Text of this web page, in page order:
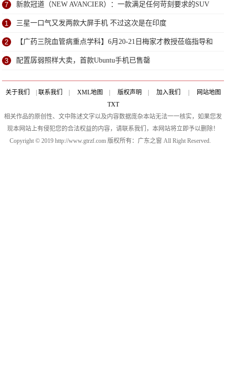
7 新款冠道（NEW AVANCIER）：一款满足任何苛刻要求的SUV
1 三星一口气又发两款大屏手机 不过这次是在印度
2 【广药三院血管病重点学科】6月20-21日梅家才教授莅临指导和
会诊
3 配置孱弱照样大卖，首款Ubuntu手机已售罄
关于我们 联系我们 XML地图 版权声明 加入我们
网站地图
TXT
相关作品的原创性、文中陈述文字以及内容数据庞杂本站无法一一核实，如果您发
现本网站上有侵犯您的合法权益的内容，请联系我们，本网站将立即予以删除！
Copyright © 2019 http://www.gtrzf.com 版权所有：广东之窗 All Right Reserved.